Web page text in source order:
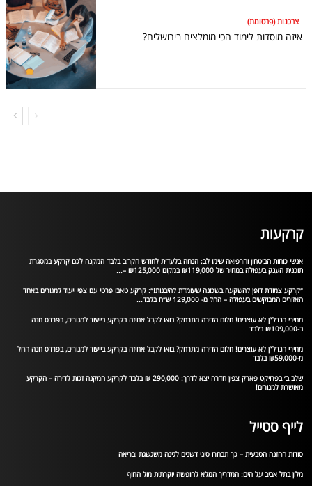
צרכנות (פרסומת)
איזה מוסדות לימוד הכי מומלצים בירושלים?
קרקעות
אנשי כוחות הביטחון והרפואה שימו לב: הנחה בלעדית לחודש הקרוב בלבד המקנה לכם קרקע במסגרת
תוכנית הענק בעפולה במחיר של ₪119,000 במקום ₪125,000 –...
״קרקע צמודת דופן להשקעה בשכונה שעומדת להיבנות!״: קרקע טאבו פרטי עם צפי ייעוד למגורים באחד
האזורים המבוקשים בעפולה – החל מ- 129,000 ש״ח בלבד...
מחירי הנדל”ן לא עוצרים! חלום הדירה מתרחק? בואו לקבל אחיזה בקרקע בייעוד למגורים, בפרדס חנה
ב-₪109,000 בלבד
מחירי הנדל”ן לא עוצרים! חלום הדירה מתרחק? בואו לקבל אחיזה בקרקע בייעוד למגורים, בפרדס חנה החל
מ-₪59,000 בלבד
שלב ב׳ בפרויקט פארק צפון חדרה יצא לדרך: 290,000 ₪ בלבד לקרקע המקנה זכות לדירה – הקרקע
מאושרת למגורים!
לייף סטייל
סודות ההזנה הטבעית – כך תבחרו סוגי דשנים לגינה משגשגת ובריאה
מלון בתל אביב על הים: המדריך המלא לחופשה יוקרתית מול החוף